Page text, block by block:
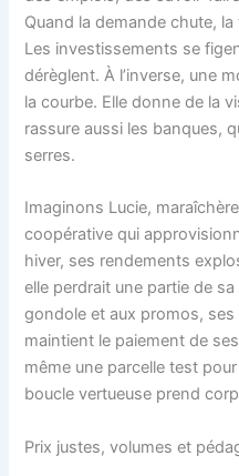
Quand la demande chute,
Les investissements se
dérèglent. À l’inverse, une
la courbe. Elle donne de la
rassure aussi les banques,
serres.
Imaginons Lucie,
coopérative qui
hiver, ses rendements
elle perdrait une partie de
gondole et aux promos,
maintient le paiement de
même une parcelle test
boucle vertueuse prend
Prix justes, volumes et